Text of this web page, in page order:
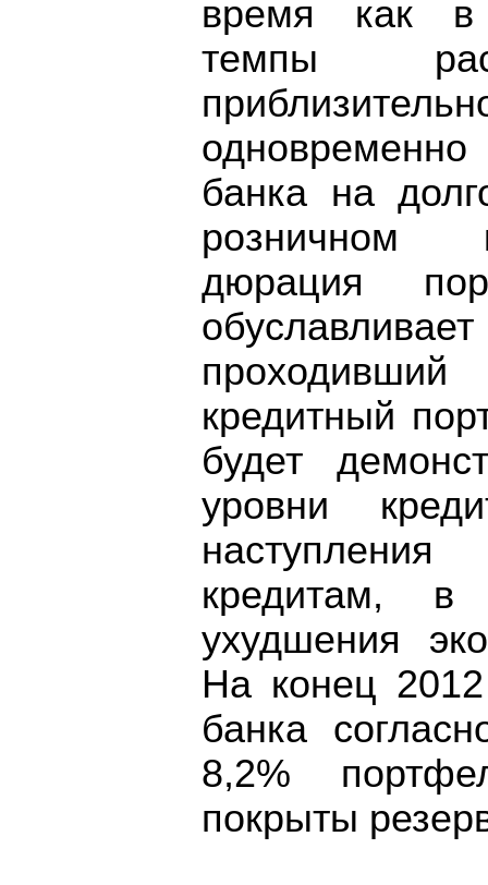
время как в
темпы
банка на
розничном
дюрация
кредитный
будет
уровни
кредитам, в
ухудшения
На конец
банка
8,2%
покрыты